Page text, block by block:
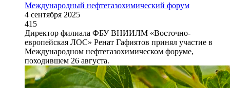
Международный нефтегазохимический форум
4 сентября 2025
415
Директор филиала ФБУ ВНИИЛМ «Восточно-
европейская ЛОС» Ренат Гафиятов принял участие в
Международном нефтегазохимическом форуме,
походившем 26 августа.